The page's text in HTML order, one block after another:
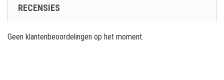
RECENSIES
Geen klantenbeoordelingen op het moment.